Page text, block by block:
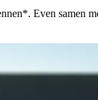
Even samen